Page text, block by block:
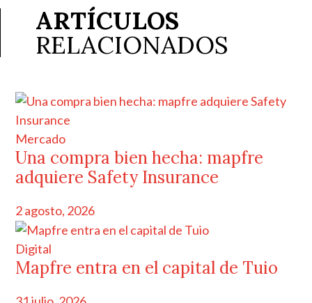
ARTÍCULOS
RELACIONADOS
Mercado
Una compra bien hecha: mapfre
adquiere Safety Insurance
2 agosto, 2026
Digital
Mapfre entra en el capital de Tuio